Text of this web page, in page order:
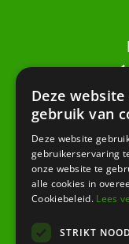
020
KvK:
Deze
gebruik van
Deze website
gebruikerservaring
onze website te
alle cookies in
Cookiebeleid. Lees
STRIKT